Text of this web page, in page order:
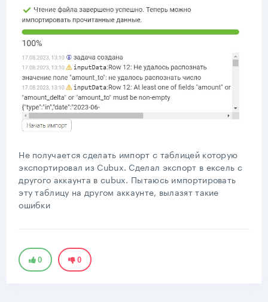
Не получается сделать импорт с таблицей которую
экспортировал из Cubux. Сделал экспорт в ексель с
другого аккаунта в cubux. Пытаюсь импортировать
эту таблицу на другом аккаунте, вылазят такие
ошибки
0 0